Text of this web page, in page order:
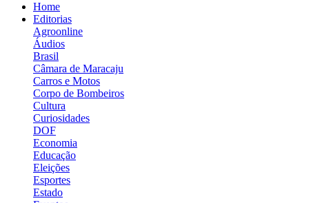
Home
Editorias
Agroonline
Áudios
Brasil
Câmara de Maracaju
Carros e Motos
Corpo de Bombeiros
Cultura
Curiosidades
DOF
Economia
Educação
Eleições
Esportes
Estado